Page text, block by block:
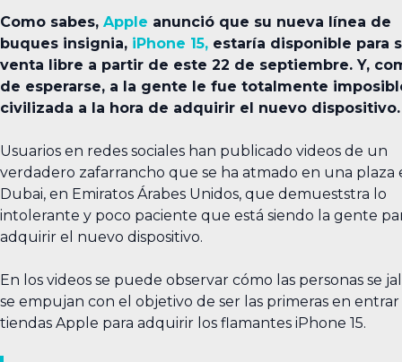
Como sabes, Apple anunció que su nueva línea de
buques insignia, iPhone 15, estaría disponible para
venta libre a partir de este 22 de septiembre. Y,
de esperarse, a la gente le fue totalmente
civilizada a la hora de adquirir el nuevo dispositivo.
Usuarios en redes sociales han publicado videos de un
verdadero zafarrancho que se ha atmado en una plaza
Dubai, en Emiratos Árabes Unidos, que demueststra lo
intolerante y poco paciente que está siendo la gente
adquirir el nuevo dispositivo.
En los videos se puede observar cómo las personas se
se empujan con el objetivo de ser las primeras en entrar
tiendas Apple para adquirir los flamantes iPhone 15.